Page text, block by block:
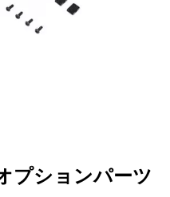
プションパーツ